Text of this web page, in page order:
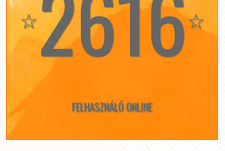
☆ ☆
FELHASZNÁLÓ ONLINE